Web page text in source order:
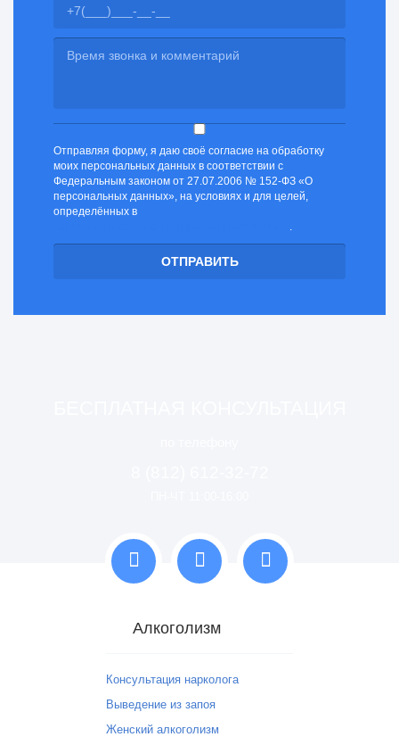
Отправляя форму, я даю своё согласие на обработку
моих персональных данных в соответствии с
Федеральным законом от 27.07.2006 № 152-ФЗ «О
персональных данных», на условиях и для целей,
определённых в
Алкоголизм
Консультация нарколога
Выведение из запоя
Женский алкоголизм